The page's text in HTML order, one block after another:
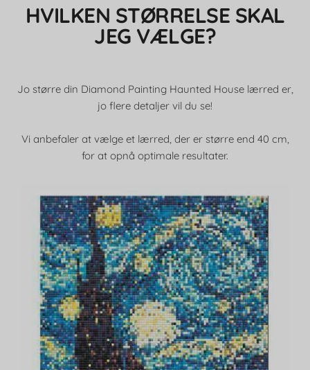
HVILKEN STØRRELSE SKAL
JEG VÆLGE?
Jo større din Diamond Painting Haunted House lærred er,
jo flere detaljer vil du se!
Vi anbefaler at vælge et lærred, der er større end 40 cm,
for at opnå optimale resultater.